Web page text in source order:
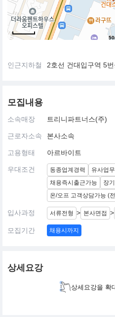
인근지하철 2호선 건대입구역 5
모집내용
소속매장 트리니파트너스(주)
근로자소속 본사소속
고용형태 아르바이트
우대조건 동종업계경력
유사업
채용즉시출근가능
장
온/오프 고객상담가능 (
입사과정 서류전형 > 본사면접 >
모집기간 채용시까지
상세요강
상세요강을 확